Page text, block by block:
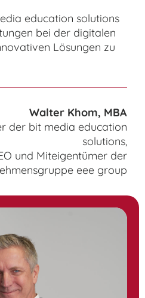
education solutions
bei der digitalen
Lösungen zu
Walter Khom, MBA
der bit media education
solutions,
und Miteigentümer der
eee group